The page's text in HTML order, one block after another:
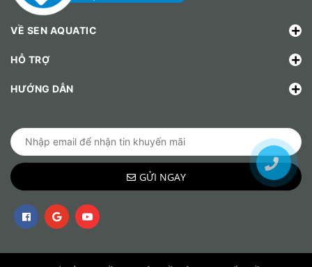
VỀ SEN AQUATIC
HỖ TRỢ
HƯỚNG DẪN
GỬI NGAY